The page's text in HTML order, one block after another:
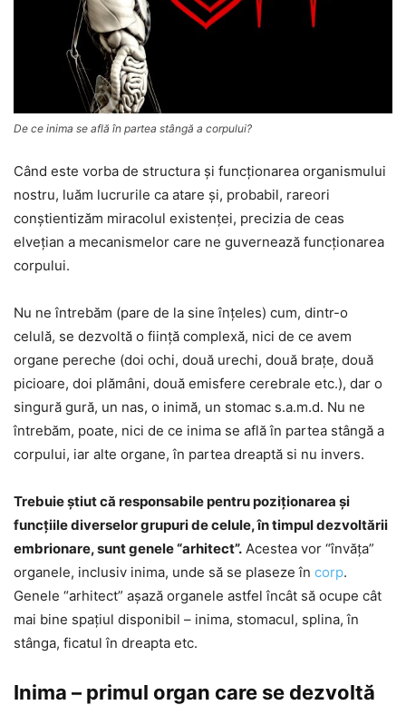
De ce inima se află în partea stângă a corpului?
Când este vorba de structura şi funcţionarea organismului
nostru, luăm lucrurile ca atare şi, probabil, rareori
conştientizăm miracolul existenţei, precizia de ceas
elveţian a mecanismelor care ne guvernează funcţionarea
corpului.
Nu ne întrebăm (pare de la sine înţeles) cum, dintr-o
celulă, se dezvoltă o fiinţă complexă, nici de ce avem
organe pereche (doi ochi, două urechi, două brațe, două
picioare, doi plămâni, două emisfere cerebrale etc.), dar o
singură gură, un nas, o inimă, un stomac s.a.m.d. Nu ne
întrebăm, poate, nici de ce inima se află în partea stângă a
corpului, iar alte organe, în partea dreaptă si nu invers.
Trebuie ştiut că responsabile pentru poziţionarea şi
funcţiile diverselor grupuri de celule, în timpul dezvoltării
embrionare, sunt genele “arhitect”. Acestea vor “învăţa”
organele, inclusiv inima, unde să se plaseze în corp.
Genele “arhitect” așază organele astfel încât să ocupe cât
mai bine spaţiul disponibil – inima, stomacul, splina, în
stânga, ficatul în dreapta etc.
Inima – primul organ care se dezvoltă